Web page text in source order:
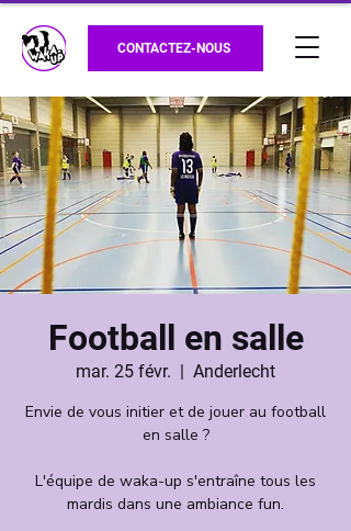
CONTACTEZ-NOUS
Football en salle
mar. 25 févr.
  |
Anderlecht
Envie de vous initier et de jouer au football
en salle ?
L'équipe de waka-up s'entraîne tous les